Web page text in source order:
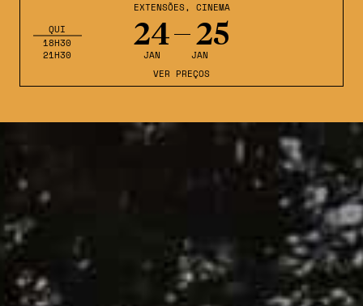
EXTENSÕES, CINEMA
24
JAN
25
JAN
QUI
18H30
21H30
VER PREÇOS